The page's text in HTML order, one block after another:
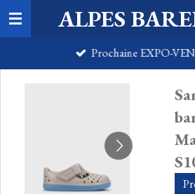
Passer
au
ALPES
Prochaine EXPO-